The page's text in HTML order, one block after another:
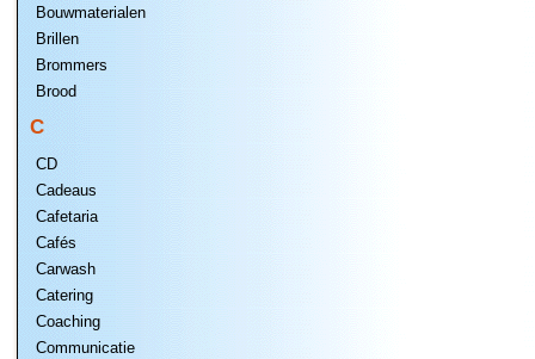
Bouwmaterialen
Brillen
Brommers
Brood
C
CD
Cadeaus
Cafetaria
Cafés
Carwash
Catering
Coaching
Communicatie